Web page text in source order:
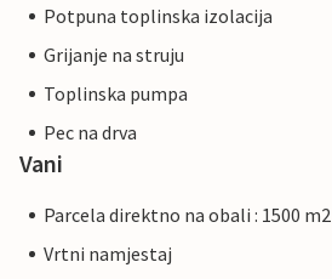
Potpuna toplinska izolacija
Grijanje na struju
Toplinska pumpa
Pec na drva
Vani
Parcela direktno na obali : 1500 m2
Vrtni namjestaj